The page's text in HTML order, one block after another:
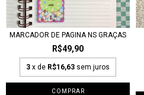
MARCADOR DE PAGINA NS GRAÇAS
R$49,90
3 x de R$16,63 sem juros